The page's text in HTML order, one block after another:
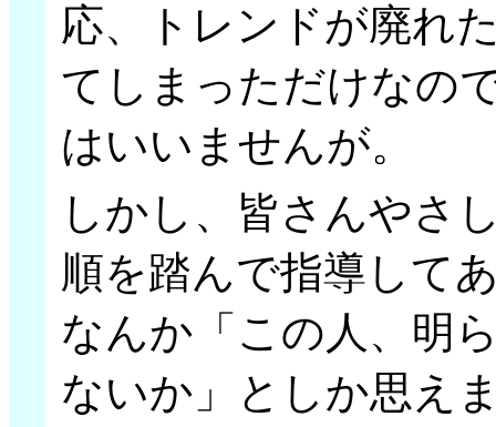
応、トレンドが廃れ
てしまっただけなの
はいいませんが。
しかし、皆さんやさ
順を踏んで指導して
なんか「この人、明
ないか」としか思え